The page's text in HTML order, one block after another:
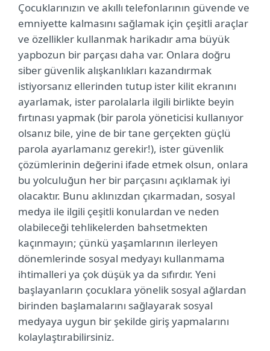
Çocuklarınızın ve akıllı telefonlarının güvende ve
emniyette kalmasını sağlamak için çeşitli araçlar
ve özellikler kullanmak harikadır ama büyük
yapbozun bir parçası daha var. Onlara doğru
siber güvenlik alışkanlıkları kazandırmak
istiyorsanız ellerinden tutup ister kilit ekranını
ayarlamak, ister parolalarla ilgili birlikte beyin
fırtınası yapmak (bir parola yöneticisi kullanıyor
olsanız bile, yine de bir tane gerçekten güçlü
parola ayarlamanız gerekir!), ister güvenlik
çözümlerinin değerini ifade etmek olsun, onlara
bu yolculuğun her bir parçasını açıklamak iyi
olacaktır. Bunu aklınızdan çıkarmadan, sosyal
medya ile ilgili çeşitli konulardan ve neden
olabileceği tehlikelerden bahsetmekten
kaçınmayın; çünkü yaşamlarının ilerleyen
dönemlerinde sosyal medyayı kullanmama
ihtimalleri ya çok düşük ya da sıfırdır. Yeni
başlayanların çocuklara yönelik sosyal ağlardan
birinden başlamalarını sağlayarak sosyal
medyaya uygun bir şekilde giriş yapmalarını
kolaylaştırabilirsiniz.